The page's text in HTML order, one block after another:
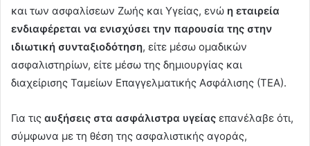
και των ασφαλίσεων Ζωής και Υγείας, ενώ η εταιρεία
ενδιαφέρεται να ενισχύσει την παρουσία της στην
ιδιωτική συνταξιοδότηση, είτε μέσω ομαδικών
ασφαλιστηρίων, είτε μέσω της δημιουργίας και
διαχείρισης Ταμείων Επαγγελματικής Ασφάλισης (ΤΕΑ).
Για τις αυξήσεις στα ασφάλιστρα υγείας επανέλαβε ότι,
σύμφωνα με τη θέση της ασφαλιστικής αγοράς,